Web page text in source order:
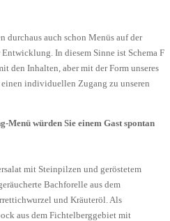
durchaus auch schon Menüs auf der
In diesem Sinne ist Schema F
den Inhalten, aber mit der Form unseres
individuellen Zugang zu unseren
Menü würden Sie einem Gast spontan
mit Steinpilzen und geröstetem
Bachforelle aus dem
und Kräuteröl. Als
aus dem Fichtelberggebiet mit